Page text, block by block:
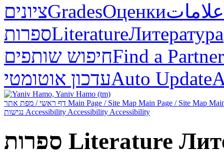
ציוניםGradesОценкиعلامات
ספרותLiteratureЛитература
חיפוש שותפיםFind a Partner
עדכון אוטומטיAuto Update
Main Page / Site Map Main Page / Site Map
Accessibility Accessibility Accessibility
ספרות Literature